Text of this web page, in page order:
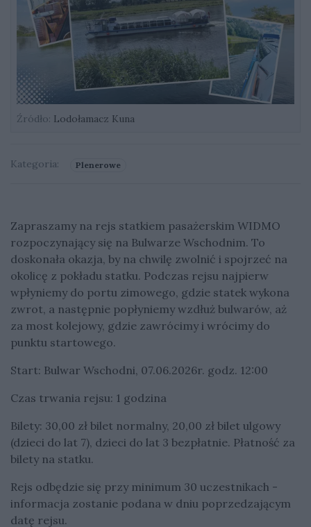
Źródło: Lodołamacz Kuna
Kategoria: Plenerowe
Zapraszamy na rejs statkiem pasażerskim WIDMO
rozpoczynający się na Bulwarze Wschodnim. To
doskonała okazja, by na chwilę zwolnić i spojrzeć na
okolicę z pokładu statku. Podczas rejsu najpierw
wpłyniemy do portu zimowego, gdzie statek wykona
zwrot, a następnie popłyniemy wzdłuż bulwarów, aż
za most kolejowy, gdzie zawrócimy i wrócimy do
punktu startowego.
Start: Bulwar Wschodni, 07.06.2026r. godz. 12:00
Czas trwania rejsu: 1 godzina
Bilety: 30,00 zł bilet normalny, 20,00 zł bilet ulgowy
(dzieci do lat 7), dzieci do lat 3 bezpłatnie. Płatność za
bilety na statku.
Rejs odbędzie się przy minimum 30 uczestnikach -
informacja zostanie podana w dniu poprzedzającym
datę rejsu.